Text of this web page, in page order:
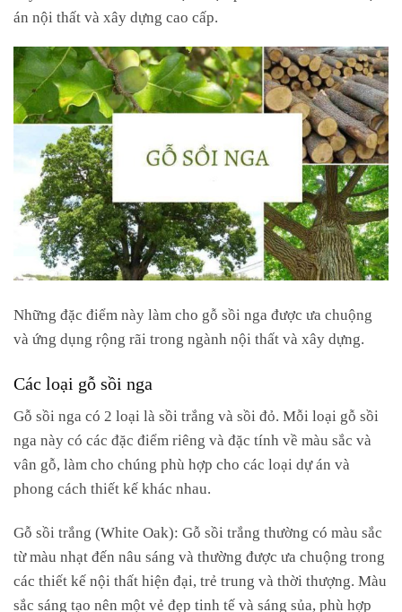
án nội thất và xây dựng cao cấp.
Những đặc điểm này làm cho gỗ sồi nga được ưa chuộng
và ứng dụng rộng rãi trong ngành nội thất và xây dựng.
Các loại gỗ sồi nga
Gỗ sồi nga có 2 loại là sồi trắng và sồi đỏ. Mỗi loại gỗ sồi
nga này có các đặc điểm riêng và đặc tính về màu sắc và
vân gỗ, làm cho chúng phù hợp cho các loại dự án và
phong cách thiết kế khác nhau.
Gỗ sồi trắng (White Oak): Gỗ sồi trắng thường có màu sắc
từ màu nhạt đến nâu sáng và thường được ưa chuộng trong
các thiết kế nội thất hiện đại, trẻ trung và thời thượng. Màu
sắc sáng tạo nên một vẻ đẹp tinh tế và sáng sủa, phù hợp